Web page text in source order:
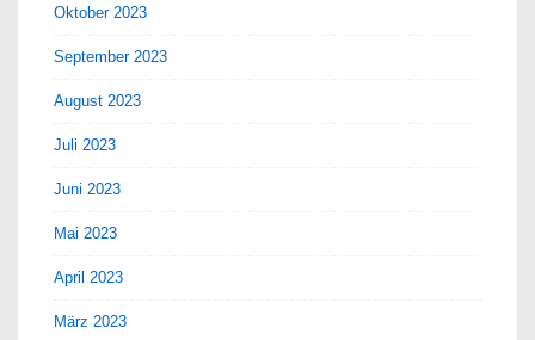
Oktober 2023
September 2023
August 2023
Juli 2023
Juni 2023
Mai 2023
April 2023
März 2023